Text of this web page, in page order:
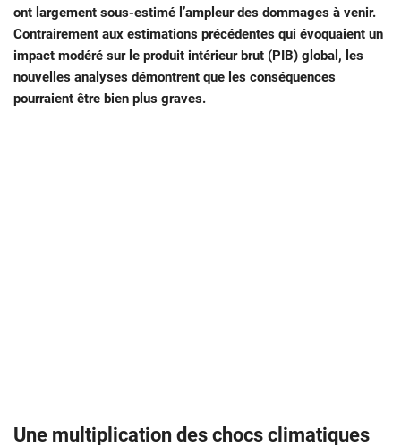
ont largement sous-estimé l’ampleur des dommages à venir.
Contrairement aux estimations précédentes qui évoquaient un
impact modéré sur le produit intérieur brut (PIB) global, les
nouvelles analyses démontrent que les conséquences
pourraient être bien plus graves.
Une multiplication des chocs climatiques